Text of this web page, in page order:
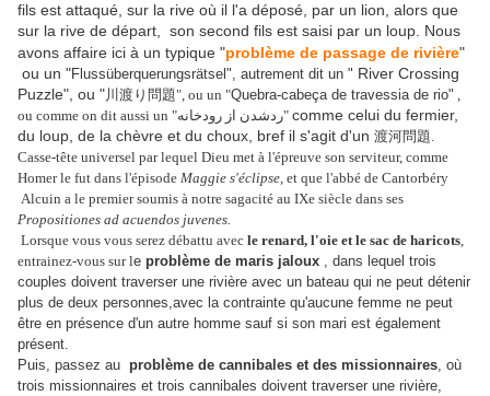
fils est attaqué, sur la rive où il l'a déposé, par un lion, alors que
sur la rive de départ, son second fils est saisi par un loup. Nous
avons affaire ici à un typique "problème de passage de rivière"
ou un "Flussüberquerungsrätsel", autrement dit un " River Crossing
Puzzle" , ou "川渡り問題", ou un "Quebra-cabeça de travessia de rio" ,
ou comme on dit aussi un "
ردشدن از رودخانه" comme celui du fermier,
du loup, de la chèvre et du choux, bref il s'agit d'un 渡河問題.
Casse-tête universel par lequel Dieu met à l'épreuve son serviteur, comme
Homer le fut dans l'épisode Maggie s'éclipse, et que l'abbé de Cantorbéry
Alcuin a le premier soumis à notre sagacité au IXe siècle dans ses
Propositiones ad acuendos juvenes.
Lorsque vous vous serez débattu avec le renard, l'oie et le sac de haricots,
entrainez-vous sur le problème de maris jaloux , dans lequel trois
couples doivent traverser une rivière avec un bateau qui ne peut détenir
plus de deux personnes,avec la contrainte qu'aucune femme ne peut
être en présence d'un autre homme sauf si son mari est également
présent.
Puis, passez au problème de cannibales et des missionnaires, où
trois missionnaires et trois cannibales doivent traverser une rivière,